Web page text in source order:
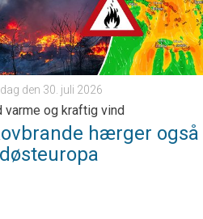
den 30. juli 2026
varme og kraftig vind
hærger også